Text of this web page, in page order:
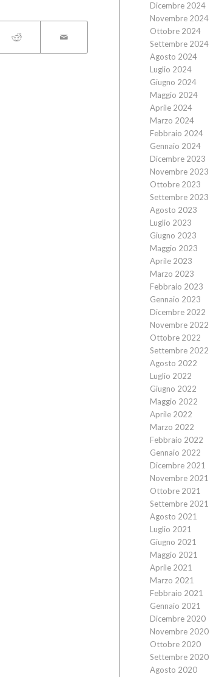
Dicembre 2024
Novembre 2024
Ottobre 2024
Settembre 2024
Agosto 2024
Luglio 2024
Giugno 2024
Maggio 2024
Aprile 2024
Marzo 2024
Febbraio 2024
Gennaio 2024
Dicembre 2023
Novembre 2023
Ottobre 2023
Settembre 2023
Agosto 2023
Luglio 2023
Giugno 2023
Maggio 2023
Aprile 2023
Marzo 2023
Febbraio 2023
Gennaio 2023
Dicembre 2022
Novembre 2022
Ottobre 2022
Settembre 2022
Agosto 2022
Luglio 2022
Giugno 2022
Maggio 2022
Aprile 2022
Marzo 2022
Febbraio 2022
Gennaio 2022
Dicembre 2021
Novembre 2021
Ottobre 2021
Settembre 2021
Agosto 2021
Luglio 2021
Giugno 2021
Maggio 2021
Aprile 2021
Marzo 2021
Febbraio 2021
Gennaio 2021
Dicembre 2020
Novembre 2020
Ottobre 2020
Settembre 2020
Agosto 2020